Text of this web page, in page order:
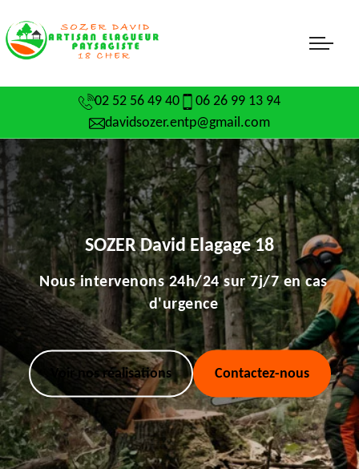
02 52 56 49 40
06 26 99 13 94
davidsozer.entp@gmail.com
SOZER David Elagage 18
Nous intervenons 24h/24 sur 7j/7 en cas
d'urgence
Voir nos réalisations Contactez-nous